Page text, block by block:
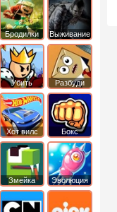
Бродилки
Приключения
Выживание
Убить
короля
Разбуди
коробку
Хот вилс Бокс
Змейка Эволюция